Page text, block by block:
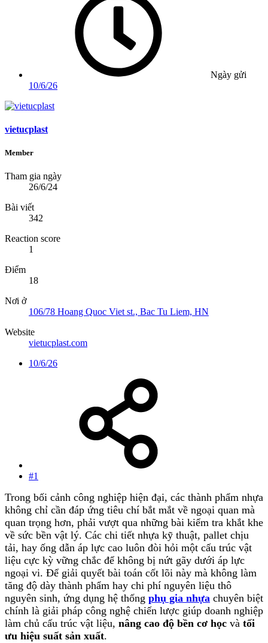
Ngày gửi
10/6/26
vietucplast
Member
Tham gia ngày
26/6/24
Bài viết
342
Reaction score
1
Điểm
18
Nơi ở
106/78 Hoang Quoc Viet st., Bac Tu Liem, HN
Website
vietucplast.com
10/6/26
#1
Trong bối cảnh công nghiệp hiện đại, các thành phẩm nhựa
không chỉ cần đáp ứng tiêu chí bắt mắt về ngoại quan mà
quan trọng hơn, phải vượt qua những bài kiểm tra khắt khe
về sức bền vật lý. Các chi tiết nhựa kỹ thuật, pallet chịu
tải, hay ống dẫn áp lực cao luôn đòi hỏi một cấu trúc vật
liệu cực kỳ vững chắc để không bị nứt gãy dưới áp lực
ngoại vi. Để giải quyết bài toán cốt lõi này mà không làm
tăng độ dày thành phẩm hay chi phí nguyên liệu thô
nguyên sinh, ứng dụng hệ thống phụ gia nhựa chuyên biệt
chính là giải pháp công nghệ chiến lược giúp doanh nghiệp
làm chủ cấu trúc vật liệu, nâng cao độ bền cơ học và tối
ưu hiệu suất sản xuất.